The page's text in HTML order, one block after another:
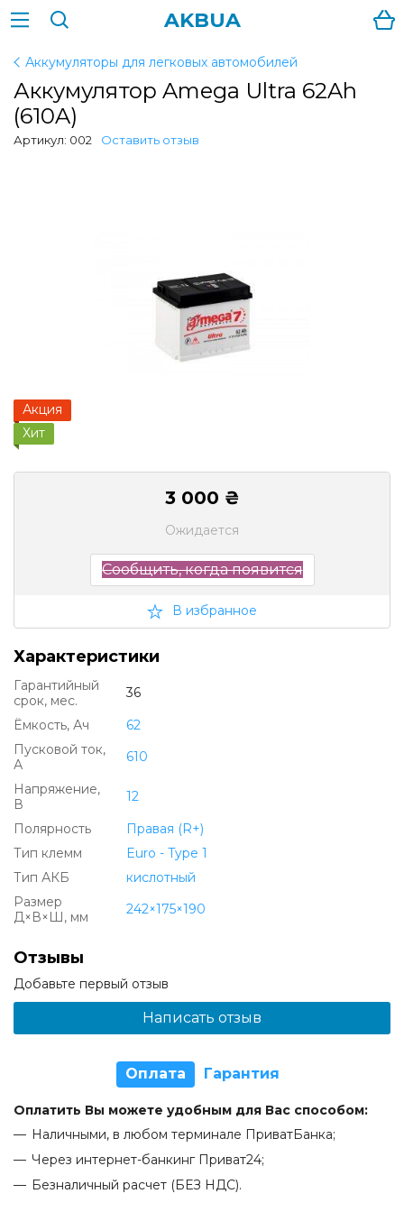
Аккумуляторы для легковых автомобилей
Аккумулятор Amega Ultra 62Ah
(610A)
Артикул: 002 Оставить отзыв
Акция
Хит
3 000 ₴
Ожидается
Сообщить, когда появится
В избранное
Характеристики
Гарантийный
срок, мес.
36
Ëмкость, Ач
62
Пусковой ток,
А
610
Напряжение,
В
12
Полярность
Правая (R+)
Тип клемм
Euro - Type 1
Тип АКБ
кислотный
Размер
Д×В×Ш, мм
242×175×190
Отзывы
Добавьте первый отзыв
Написать отзыв
Оплата Гарантия
Оплатить Вы можете удобным для Вас способом:
Наличными, в любом терминале ПриватБанка;
Через интернет-банкинг Приват24;
Безналичный расчет (БЕЗ НДС).
AKBUA